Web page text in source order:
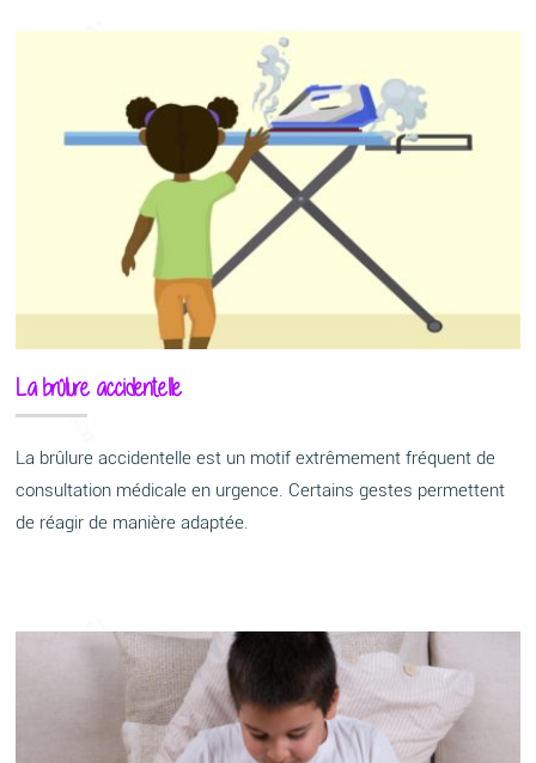
La brûlure accidentelle
La brûlure accidentelle est un motif extrêmement fréquent de
consultation médicale en urgence. Certains gestes permettent
de réagir de manière adaptée.